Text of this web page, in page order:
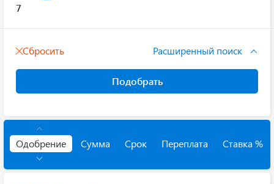
Сбросить Расширенный поиск
Подобрать
Одобрение Сумма Срок Переплата Ставка %